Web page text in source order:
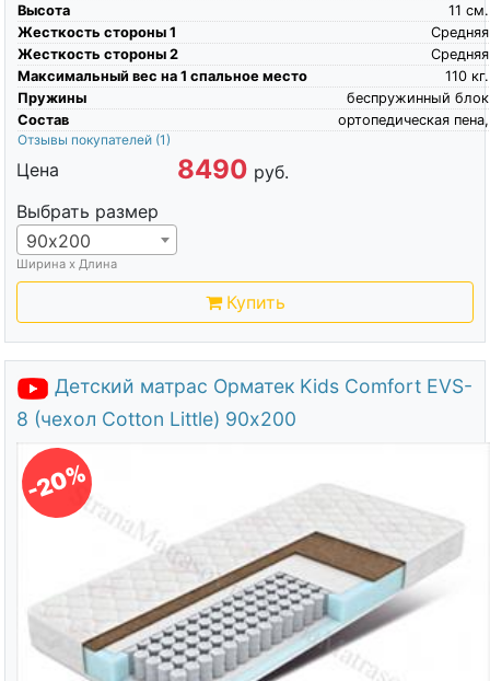
Высота
см.
11
Жесткость стороны 1
Средняя
Жесткость стороны 2
Средняя
Максимальный вес на 1 спальное место
кг.
110
Пружины
беспружинный блок
Состав
ортопедическая пена,
Отзывы покупателей (1)
Цена 8490 руб.
Выбрать размер
90х200
Ширина х Длина
Купить
Детский матрас Орматек Kids Comfort EVS-
8 (чехол Cotton Little) 90х200
-20%